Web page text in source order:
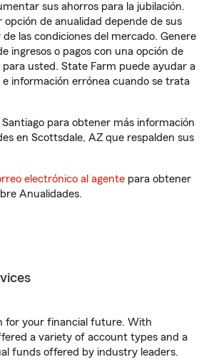
sus ahorros para la jubilación.
opción de anualidad depende de sus
las condiciones del mercado. Genere
ingresos o pagos con una opción de
usted. State Farm puede ayudar a
información errónea cuando se trata
para obtener más información
en Scottsdale, AZ que respalden sus
electrónico al agente para obtener
Anualidades.
for your financial future. With
a variety of account types and a
funds offered by industry leaders.